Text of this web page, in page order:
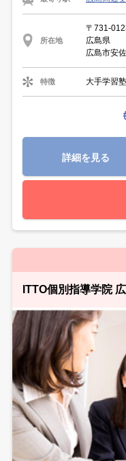
所在地
〒731-
広島県
広島市安
特徴 大手学習
詳細を見る
ITTO個別指導学院